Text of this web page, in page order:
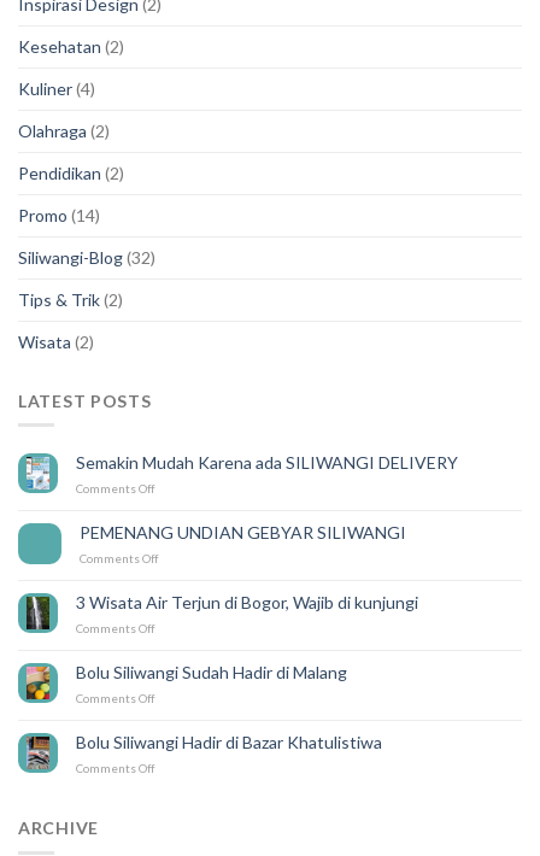
Kesehatan (2)
Kuliner(4)
Olahraga (2)
Pendidikan (2)
Promo (14)
Siliwangi-Blog(32)
Tips & Trik(2)
Wisata (2)
LATEST POSTS
Semakin Mudah Karena ada SILIWANGI DELIVERY
Comments Offon
Karena
ada
DELIVERY
PEMENANG UNDIAN GEBYAR SILIWANGI
Comments Offon
GEBYAR
3 Wisata Air Terjun di Bogor, Wajib di kunjungi
Comments Offon
Air
Terjun
Bogor,
Wajib
di
Bolu Siliwangi Sudah Hadir di Malang
Comments Offon
Sudah
Hadir
Bolu Siliwangi Hadir di Bazar Khatulistiwa
Comments Offon
ARCHIVE